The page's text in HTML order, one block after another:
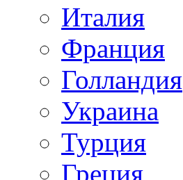
Италия
Франция
Голландия
Украина
Турция
Греция